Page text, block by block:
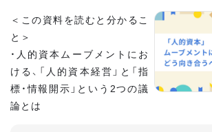
＜この資料を読むと分かるこ
と＞
・人的資本ムーブメントにお
ける、「人的資本経営」と「指
標・情報開示」という2つの議
論とは